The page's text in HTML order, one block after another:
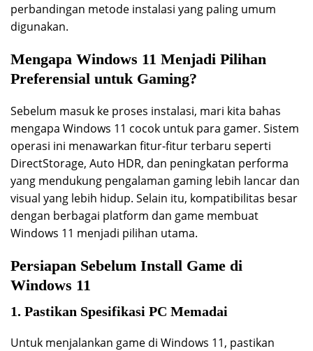
perbandingan metode instalasi yang paling umum
digunakan.
Mengapa Windows 11 Menjadi Pilihan
Preferensial untuk Gaming?
Sebelum masuk ke proses instalasi, mari kita bahas
mengapa Windows 11 cocok untuk para gamer. Sistem
operasi ini menawarkan fitur-fitur terbaru seperti
DirectStorage, Auto HDR, dan peningkatan performa
yang mendukung pengalaman gaming lebih lancar dan
visual yang lebih hidup. Selain itu, kompatibilitas besar
dengan berbagai platform dan game membuat
Windows 11 menjadi pilihan utama.
Persiapan Sebelum Install Game di
Windows 11
1. Pastikan Spesifikasi PC Memadai
Untuk menjalankan game di Windows 11, pastikan